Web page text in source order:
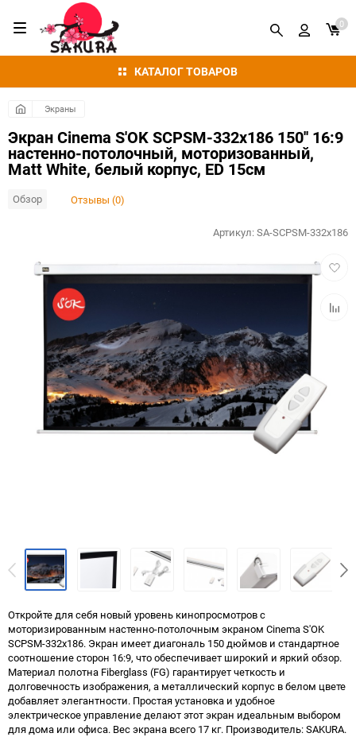
КАТАЛОГ ТОВАРОВ
0
Экраны
Экран Cinema S'OK SCPSM-332x186 150'' 16:9
настенно-потолочный, моторизованный,
Matt White, белый корпус, ED 15см
Обзор Отзывы (0)
в
Артикул:SA-SCPSM-332x186
Откройте для себя новый уровень кинопросмотров с
моторизированным настенно-потолочным экраном Cinema S'OK
SCPSM-332x186. Экран имеет диагональ 150 дюймов и стандартное
соотношение сторон 16:9, что обеспечивает широкий и яркий обзор.
Материал полотна Fiberglass (FG) гарантирует четкость и
долговечность изображения, а металлический корпус в белом цвете
добавляет элегантности. Простая установка и удобное
электрическое управление делают этот экран идеальным выбором
для дома или офиса. Вес экрана всего 17 кг. Производитель: SAKURA.